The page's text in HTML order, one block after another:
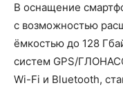
В оснащение
с возможностью
ёмкостью до 128
систем GPS/
Wi-Fi и Bluetooth,